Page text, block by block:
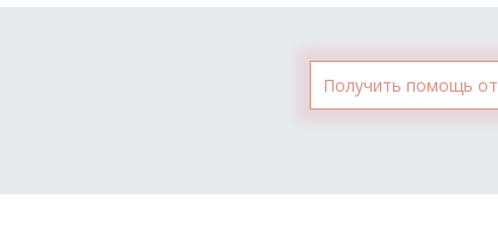
Получить помощь от